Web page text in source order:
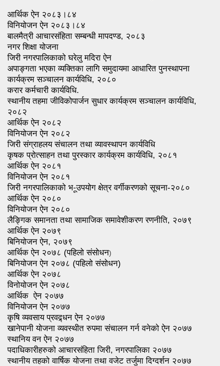
आर्थिक ऐन २०८३।८४
विनियोजन ऐन २०८३।८४
बालमैत्री आचारसंहिता सम्बन्धी मापदण्ड, २०८३
नगर शिक्षा योजना
जिरी नगरपालिकाको घरेलु मदिरा ऐन
अपाङ्गता भएका व्यक्तिका लागि समुदायमा आधारित पुनस्थापना
कार्यक्रम सञ्चालन कार्यविधि, २०८०
करार कर्मचारी कार्यविधि.
स्थानीय तहमा जीविकोपार्जन सुधार कार्यक्रम सञ्चालन कार्यविधि,
२०८२
आर्थिक ऐन २०८२
विनियोजन ऐन २०८२
जिरी संग्राहलय संचालन तथा व्यावस्थापन कार्यविधि
कृषक प्रोत्साहन तथा पुरस्कार कार्यक्रम कार्यविधि, २०८१
आर्थिक ऐन २०८१
विनियोजन ऐन २०८ १
जिरी नगरपालिकाको भ-ूउपयोग क्षेत्र वर्गीकरणको सूचना-२०८०
आर्थिक ऐन २०८०
विनियोजन ऐन २०८०
लैङ्गिक समानता तथा सामाजिक समावेशीकरण रणनीति, २०७९
आर्थिक ऐन २०७९
बिनियोजन ऐन, २०७९
आर्थिक ऐन २०७८ (पहिलो संसोधन)
बिनियोजन ऐन २०७८ (पहिलो संसोधन)
आर्थिक ऐन २०७८
विनोयोजन ऐन २०७८
आर्थिक ऐन २०७७
विनियोजन ऐन २०७७
कृषि व्यवसाय प्रवद्र्धन ऐन २०७७
खानेपानी योजना व्यवस्थीत रुपमा संचालन गर्न वनेको ऐन २०७७
स्थानिय वन ऐन २०७७
पदाधिकारीहरुको आचारसंहिता जिरी, नगरपालिका २०७७
स्थानीय तहको वार्षिक योजना तथा वजेट तर्जुमा दिग्दर्शन २०७७